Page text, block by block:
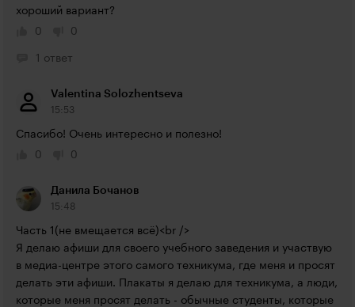
хороший вариант?
0
0
1 ответ
Valentina Solozhentseva
15:53
Спасибо! Очень интересно и полезно!
0
0
Данила Бочанов
15:48
Часть 1(не вмещается всё)<br />
Я делаю афиши для своего учебного заведения и участвую
в медиа-центре этого самого техникума, где меня и просят
делать эти афиши. Плакаты я делаю для техникума, а люди,
которые меня просят делать - обычные студенты, которые